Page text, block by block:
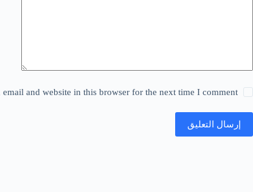
email and website in this browser for the next time I comment.
إرسال التعليق